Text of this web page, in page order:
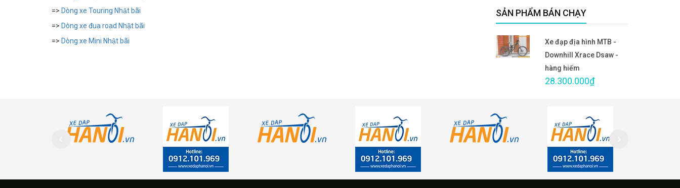
=> Dòng xe Touring Nhật bãi
=> Dòng xe đua road Nhật bãi
=> Dòng xe Mini Nhật bãi
SẢN PHẨM BÁN CHẠY
Xe đạp địa hình MTB -
Downhill Xrace Dsaw -
hàng hiếm
28.300.000₫